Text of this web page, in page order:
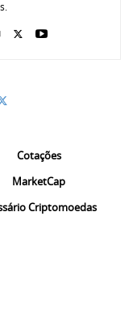
Cotações
MarketCap
Criptomoedas